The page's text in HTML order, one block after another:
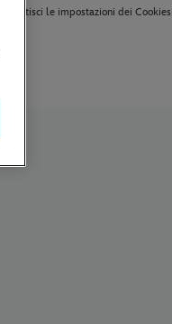
Gestisci le impostazioni dei Cookies